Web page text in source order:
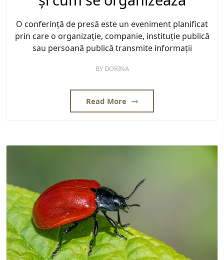
O conferință de presă este un eveniment planificat
prin care o organizație, companie, instituție publică
sau persoană publică transmite informații
BY DORINA
Read More